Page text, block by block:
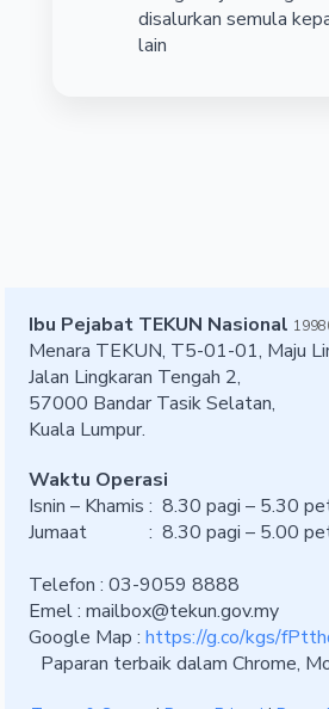
disalurkan semula
lain
Ibu Pejabat TEKUN Nasional
Menara TEKUN, T5-01-01, Maju
Jalan Lingkaran Tengah 2,
57000 Bandar Tasik Selatan,
Kuala Lumpur.
Waktu Operasi
Isnin – Khamis : 8.30 pagi – 5.30
Jumaat : 8.30 pagi – 5.00
Telefon : 03-9059 8888
Emel :mailbox@tekun.gov.my
Google Map :https://g.co/kgs/
Paparan terbaik dalam Chrome,